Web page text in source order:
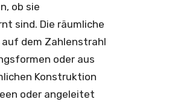
ob sie
sind. Die räumliche
dem Zahlenstrahl
oder aus
Konstruktion
oder angeleitet